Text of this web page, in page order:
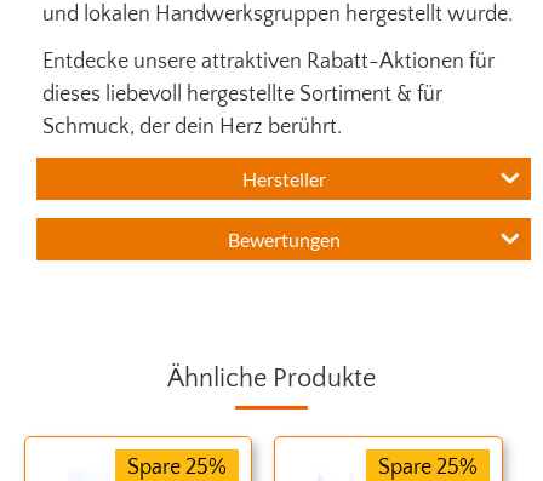
und lokalen Handwerksgruppen hergestellt wurde.
Entdecke unsere attraktiven Rabatt-Aktionen für
dieses liebevoll hergestellte Sortiment & für
Schmuck, der dein Herz berührt.
Hersteller
Bewertungen
Ähnliche Produkte
Spare 25% Spare 25%